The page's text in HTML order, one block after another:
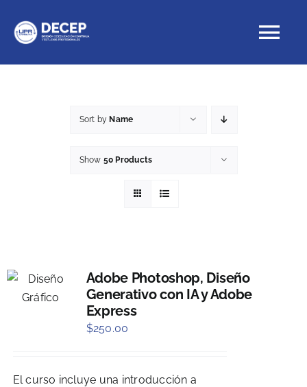
content
Sort by Name
Show 50 Products
Adobe Photoshop, Diseño
Generativo con IA y Adobe
Express
$250.00
El curso incluye una introducción a